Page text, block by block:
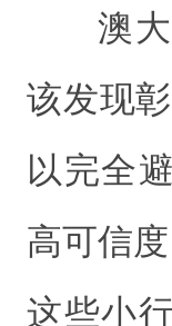
澳
该发现
以完全
高可信
这些小